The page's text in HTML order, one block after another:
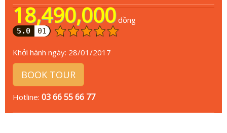
18,490,000đồng
5.0 01
Khởi hành ngày: 28/01/2017
BOOK TOUR
Hotline: 03 66 55 66 77